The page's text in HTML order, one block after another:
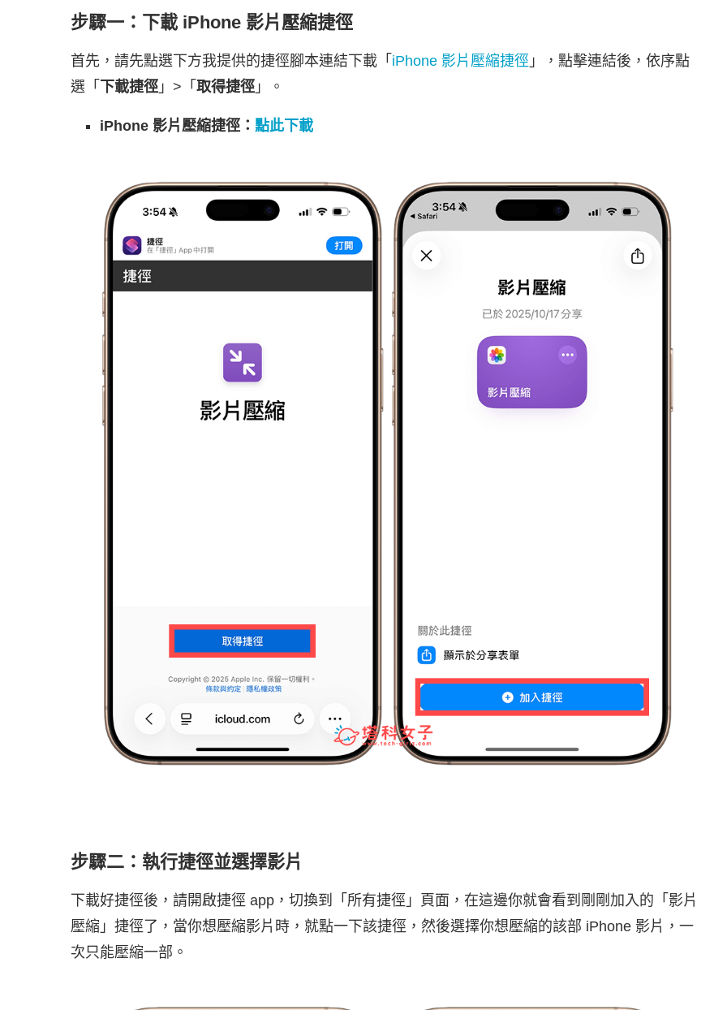
步驟一：下載 iPhone 影片壓縮捷徑
首先，請先點選下方我提供的捷徑腳本連結下載「 iPhone 影片壓縮捷徑 」，點擊連結後，依序點
選「
下載捷徑 」>「 取得捷徑 」。
iPhone 影片壓縮捷徑： 點此下載
步驟二：執行捷徑並選擇影片
下載好捷徑後，請開啟捷徑 app，切換到「所有捷徑」頁面，在這邊你就會看到剛剛加入的「影片
壓縮」捷徑了，當你想壓縮影片時，就點一下該捷徑，然後選擇你想壓縮的該部 iPhone 影片，一
次只能壓縮一部。